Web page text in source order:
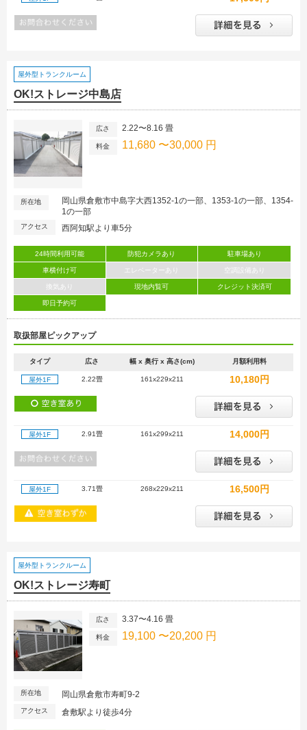
屋外型トランクルーム
OK!ストレージ中島店
広さ 2.22〜8.16 畳
料金 11,680 〜30,000 円
所在地
岡山県倉敷市中島字大西1352-1の一部、1353-1の一部、1354-
1の一部
アクセス 西阿知駅より車5分
24時間利用可能 防犯カメラあり 駐車場あり
車横付け可 エレベーターあり 空調設備あり
換気あり 現地内覧可 クレジット決済可
即日予約可
取扱部屋ピックアップ
タイプ 広さ 幅 x 奥行 x 高さ(cm) 月額利用料
屋外1F 2.22畳 161x229x211 10,180円
屋外1F 2.91畳 161x299x211 14,000円
屋外1F 3.71畳 268x229x211 16,500円
屋外型トランクルーム
OK!ストレージ寿町
広さ 3.37〜4.16 畳
料金 19,100 〜20,200 円
所在地 岡山県倉敷市寿町9-2
アクセス 倉敷駅より徒歩4分